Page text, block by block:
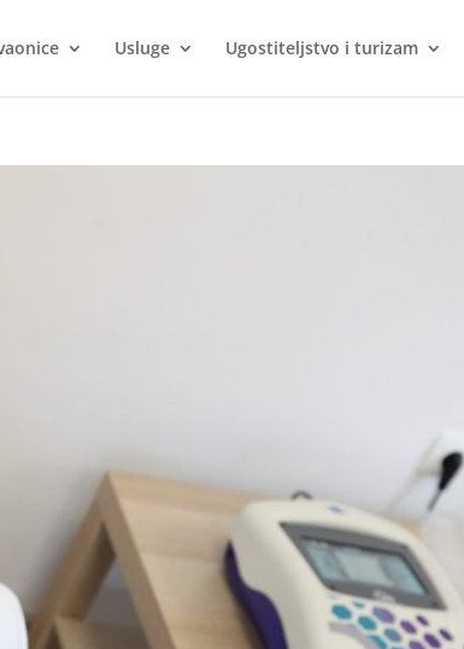
Usluge Ugostiteljstvo i turizam